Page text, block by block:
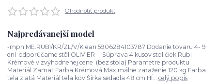
Ohodnotiť produkt
Najpredávanejší model
-mpn:ME.RUBI/KR/ZL/V/K ean:5906284103787 Dodanie tovaru 4- 9
dní odporúčame stôl OLIVIER Súprava 4 kusov stoličiek Rubi
Krémové v zvýhodnenej cene (bez stola) Parametre produktu
Materiál Zamat Farba Krémová Maximálne zaťaženie 120 kg Farba
tela zlatá Materiál tela kov Šírka sedadla 48 cm Hĺ... celý popis